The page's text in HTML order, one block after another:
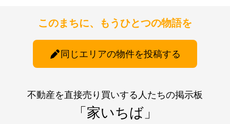
このまちに、もうひとつの物語を
同じエリアの物件を投稿する
不動産を直接売り買いする人たちの掲示板
「家いちば」